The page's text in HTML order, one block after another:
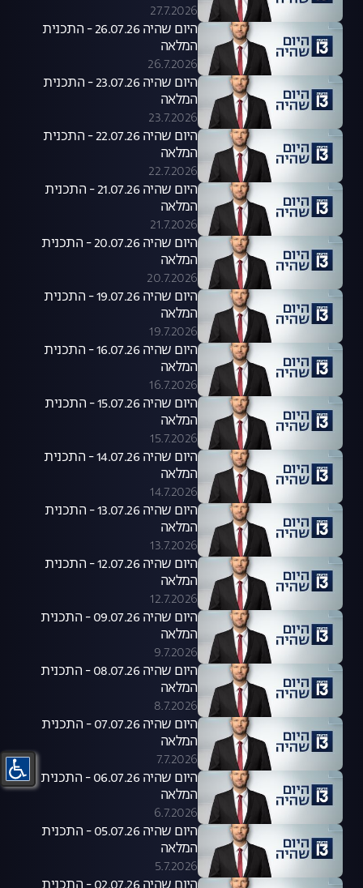
27.7.2026
היום שהיה 26.07.26 - התכנית
המלאה
26.7.2026
היום שהיה 23.07.26 - התכנית
המלאה
23.7.2026
היום שהיה 22.07.26 - התכנית
המלאה
22.7.2026
היום שהיה 21.07.26 - התכנית
המלאה
21.7.2026
היום שהיה 20.07.26 - התכנית
המלאה
20.7.2026
היום שהיה 19.07.26 - התכנית
המלאה
19.7.2026
היום שהיה 16.07.26 - התכנית
המלאה
16.7.2026
היום שהיה 15.07.26 - התכנית
המלאה
15.7.2026
היום שהיה 14.07.26 - התכנית
המלאה
14.7.2026
היום שהיה 13.07.26 - התכנית
המלאה
13.7.2026
היום שהיה 12.07.26 - התכנית
המלאה
12.7.2026
היום שהיה 09.07.26 - התכנית
המלאה
9.7.2026
היום שהיה 08.07.26 - התכנית
המלאה
8.7.2026
היום שהיה 07.07.26 - התכנית
המלאה
7.7.2026
היום שהיה 06.07.26 - התכנית
המלאה
6.7.2026
היום שהיה 05.07.26 - התכנית
המלאה
5.7.2026